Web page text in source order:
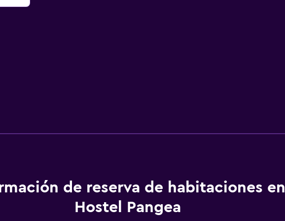
de reserva de habitaciones en
Hostel Pangea